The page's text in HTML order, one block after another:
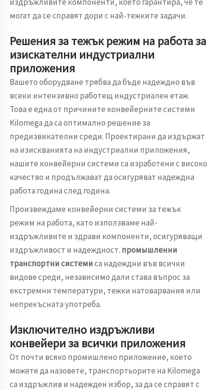
могат да се справят дори с най-тежките задачи.
Решения за тежък режим на работа за
изискателни индустриални
приложения
Вашето оборудване трябва да бъде надеждно във
всеки интензивно работещ индустриален етаж.
Това е една от причините конвейерните системи
Kilomega да са оптимално решение за
предизвикателни среди. Проектирани да издържат
на изискванията на индустриални приложения,
нашите конвейерни системи са изработени с високо
качество и продължават да осигуряват надеждна
работа година след година.
Произвеждаме конвейерни системи за тежък
режим на работа, като използваме най-
издръжливите и здрави компоненти, осигуряващи
издръжливост и надеждност. промышленни
транспортни системиса надеждни във всички
видове среди, независимо дали става въпрос за
екстремни температури, тежки натоварвания или
непрекъсната употреба.
Изключително издръжливи
конвейери за всички приложения
От почти всяко промишлено приложение, което
можете да назовете, транспортьорите на Kilomega
са издръжлив и надежден избор, за да се справят с